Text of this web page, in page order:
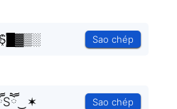
Sao chép
Sao chép